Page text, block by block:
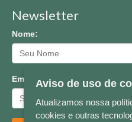
Newsletter
Nome:
Email: Aviso de uso de
Atualizamos nossa
cookies e outras